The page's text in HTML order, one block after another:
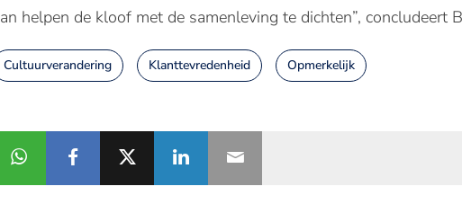
helpen de kloof met de samenleving te dichten”, concludeert
Cultuurverandering Klanttevredenheid Opmerkelijk